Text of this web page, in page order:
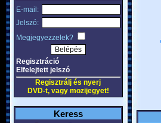
E-mail:
Jelszó:
Megjegyezzelek?
Regisztráció
Elfelejtett jelszó
Regisztrálj és nyerj
DVD-t, vagy mozijegyet!
Keress